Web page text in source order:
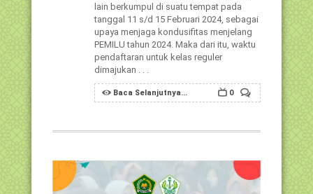
lain berkumpul di suatu tempat pada
tanggal 11 s/d 15 Februari 2024, sebagai
upaya menjaga kondusifitas menjelang
PEMILU tahun 2024. Maka dari itu, waktu
pendaftaran untuk kelas reguler
dimajukan . . .
Baca Selanjutnya... 0